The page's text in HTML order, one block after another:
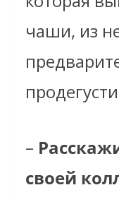
чаши, из
–
своей